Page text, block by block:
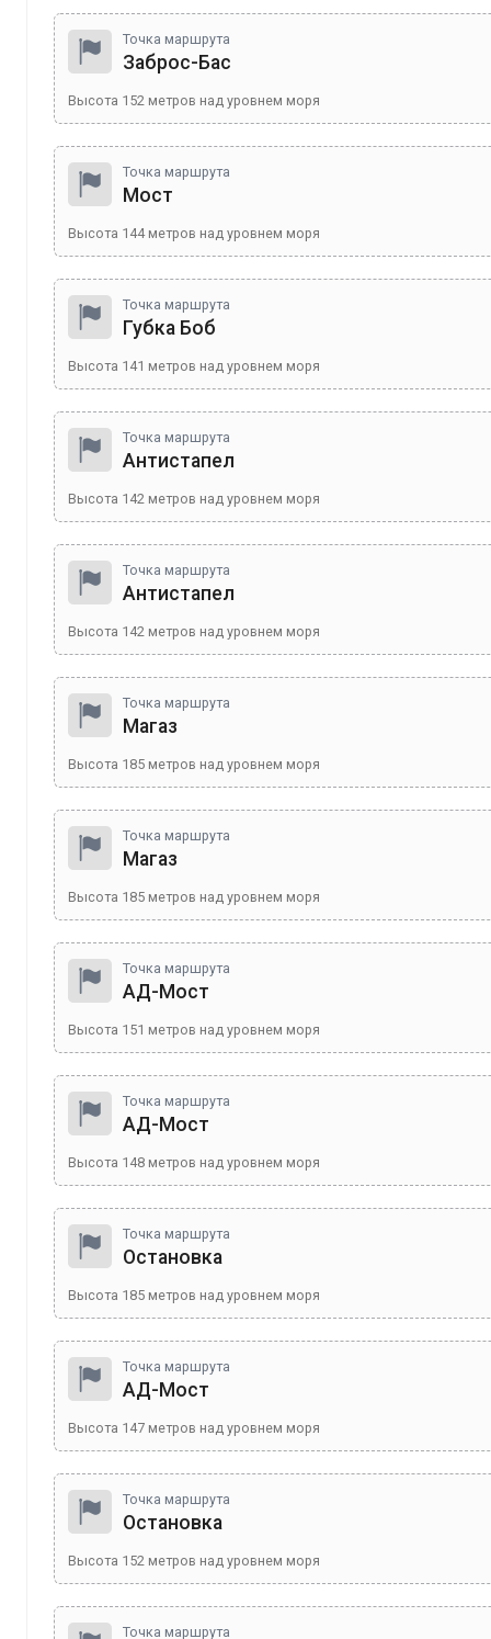
Точка маршрута
Заброс-Бас
Высота 152 метров над уровнем моря
Точка маршрута
Мост
Высота 144метров над уровнем моря
Точка маршрута
Губка Боб
Высота 141 метров над уровнем моря
Точка маршрута
Антистапел
Высота 142 метров над уровнем моря
Точка маршрута
Антистапел
Высота 142 метров над уровнем моря
Точка маршрута
Магаз
Высота 185 метров над уровнем моря
Точка маршрута
Магаз
Высота 185 метров над уровнем моря
Точка маршрута
АД-Мост
Высота 151 метров над уровнем моря
Точка маршрута
АД-Мост
Высота 148 метров над уровнем моря
Точка маршрута
Остановка
Высота 185 метров над уровнем моря
Точка маршрута
АД-Мост
Высота 147 метров над уровнем моря
Точка маршрута
Остановка
Высота 152 метров над уровнем моря
Точка маршрута